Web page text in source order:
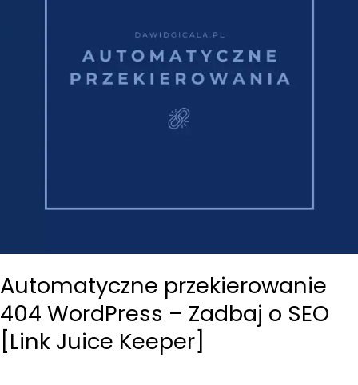
Automatyczne przekierowanie
404 WordPress – Zadbaj o SEO
[Link Juice Keeper]